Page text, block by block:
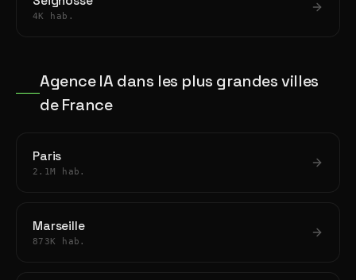
4K hab.
Agence IA dans les plus grandes villes
de France
Paris
2.1M hab.
Marseille
873K hab.